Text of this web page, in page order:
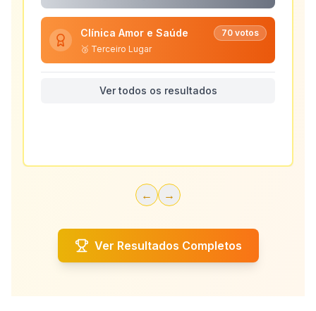
Clínica Amor e Saúde 70 votos
🥉 Terceiro Lugar
Ver todos os resultados
← →
Ver Resultados Completos